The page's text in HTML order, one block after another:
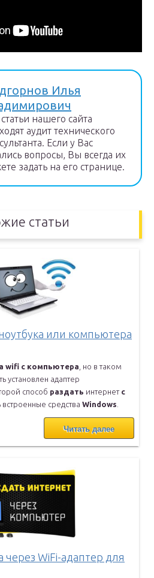
Илья
нашего сайта
аудит технического
Если у Вас
вопросы, Вы всегда их
задать на его странице.
статьи
или компьютера
wifi с компьютера , но в таком
установлен адаптер
способ раздать интернет с
встроенные средства Windows
Читать далее
через WiFi-адаптер для